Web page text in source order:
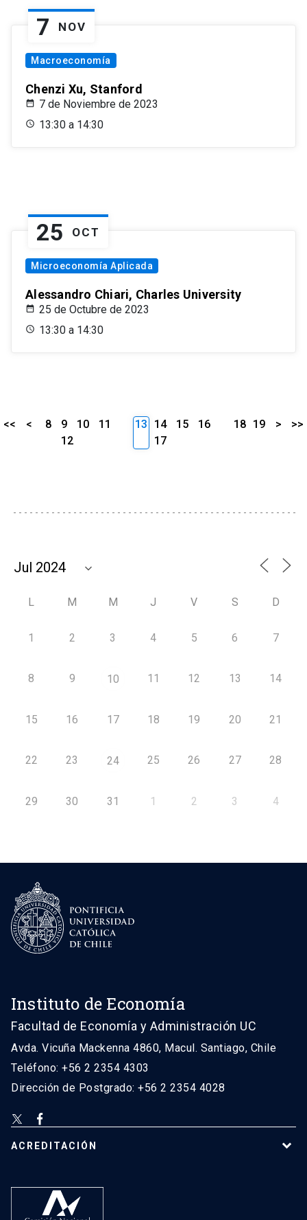
7 NOV
Macroeconomía
Chenzi Xu, Stanford
7 de Noviembre de 2023
13:30 a 14:30
25 OCT
Microeconomía Aplicada
Alessandro Chiari, Charles University
25 de Octubre de 2023
13:30 a 14:30
<< < 8 9 10
11
12
13 14 15
16
17
18 19 > >>
L M M J V S D
1 2 3 4 5 6 7
8 9 10 11 12 13 14
15 16 17 18 19 20 21
22 23 24 25 26 27 28
29 30 31 1 2 3 4
Instituto de Economía
Facultad de Economía y Administración UC
Avda. Vicuña Mackenna 4860, Macul. Santiago, Chile
Teléfono: +56 2 2354 4303
Dirección de Postgrado: +56 2 2354 4028
ACREDITACIÓN